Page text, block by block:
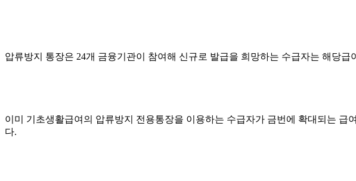
압류방지 통장은 24개 금융기관이 참여해 신규로 발급을 희망하는 수급자는 해당
이미 기초생활급여의 압류방지 전용통장을 이용하는 수급자가 금번에 확대되는 급
다.